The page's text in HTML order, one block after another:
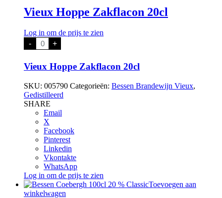
Vieux Hoppe Zakflacon 20cl
Log in om de prijs te zien
- Vieux
Hoppe
20cl
aantal
+
Vieux Hoppe Zakflacon 20cl
SKU: 005790 Categorieën: Bessen Brandewijn Vieux,
Gedistilleerd
SHARE
Email
X
Facebook
Pinterest
Linkedin
Vkontakte
WhatsApp
Log in om de prijs te zien
Toevoegen aan
winkelwagen